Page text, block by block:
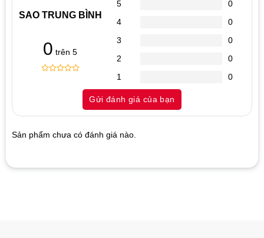
SAO TRUNG BÌNH
0 trên 5
customer
ratings
5
0
4
0
3
0
2
0
1
0
Gửi đánh giá của bạn
Sản phẩm chưa có đánh giá nào.
Hãy là người đánh giá đầu tiên cho sản phẩm “Ram Corsair